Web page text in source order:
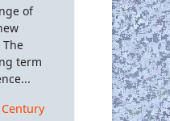
of
term